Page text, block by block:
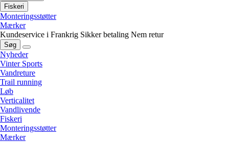
Fiskeri
Monteringsstøtter
Mærker
Kundeservice i Frankrig Sikker betaling Nem retur
Søg
Nyheder
Vinter Sports
Vandreture
Trail running
Løb
Verticalitet
Vandlivende
Fiskeri
Monteringsstøtter
Mærker